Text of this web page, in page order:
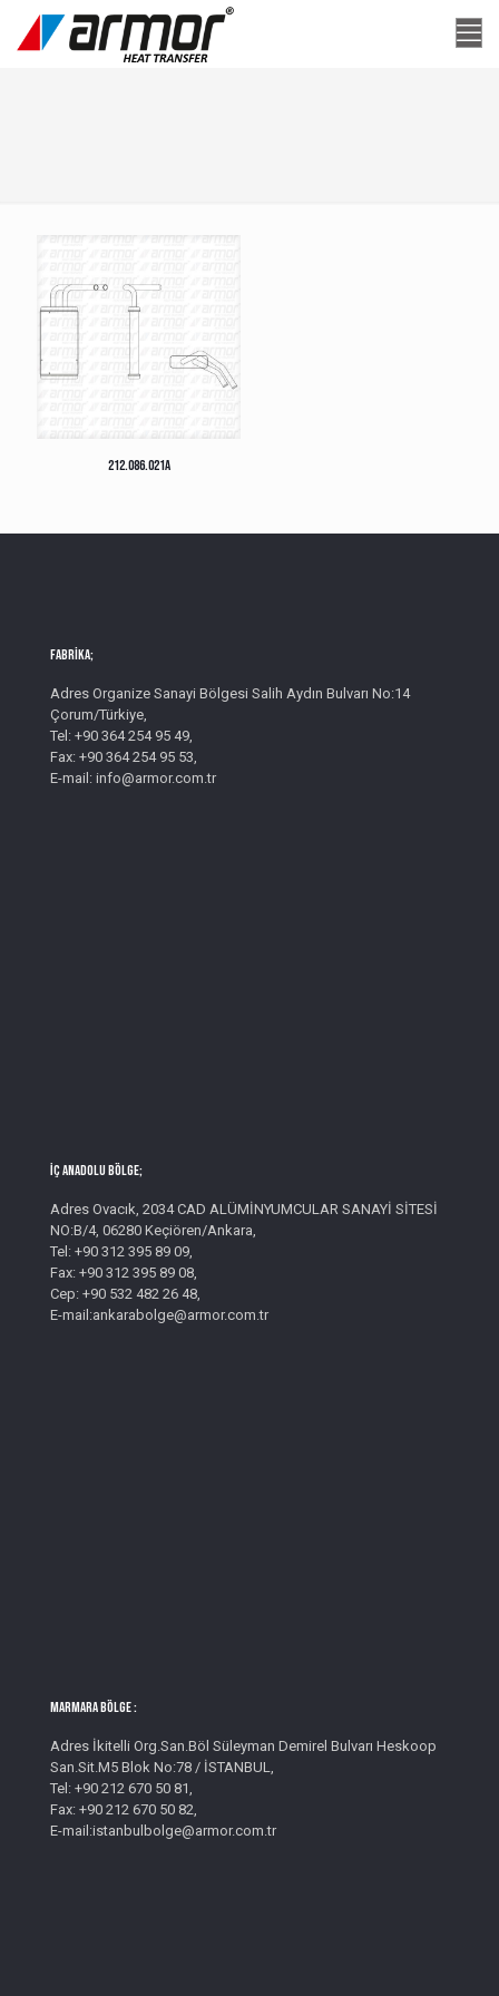
212.086.021A
Fabrika;
Adres Organize Sanayi Bölgesi Salih Aydın Bulvarı No:14
Çorum/Türkiye,
Tel: +90 364 254 95 49,
Fax: +90 364 254 95 53,
E-mail: info@armor.com.tr
İç Anadolu Bölge;
Adres Ovacık, 2034 CAD ALÜMİNYUMCULAR SANAYİ SİTESİ
NO:B/4, 06280 Keçiören/Ankara,
Tel: +90 312 395 89 09,
Fax: +90 312 395 89 08,
Cep: +90 532 482 26 48,
E-mail:ankarabolge@armor.com.tr
MARMARA BÖLGE :
Adres İkitelli Org.San.Böl Süleyman Demirel Bulvarı Heskoop
San.Sit.M5 Blok No:78 / İSTANBUL,
Tel: +90 212 670 50 81,
Fax: +90 212 670 50 82,
E-mail:istanbulbolge@armor.com.tr